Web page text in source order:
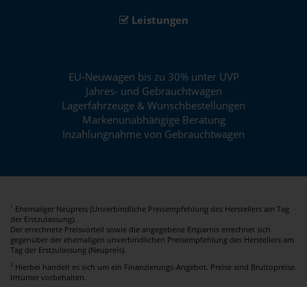
Leistungen
EU-Neuwagen bis zu 30% unter UVP
Jahres- und Gebrauchtwagen
Lagerfahrzeuge & Wunschbestellungen
Markenunabhängige Beratung
Inzahlungnahme von Gebrauchtwagen
1
Ehemaliger Neupreis (Unverbindliche Preisempfehlung des Herstellers am Tag
der Erstzulassung).
Der errechnete Preisvorteil sowie die angegebene Ersparnis errechnet sich
gegenüber der ehemaligen unverbindlichen Preisempfehlung des Herstellers am
Tag der Erstzulassung (Neupreis).
2 Hierbei handelt es sich um ein Finanzierungs-Angebot. Preise sind Bruttopreise.
Irrtümer vorbehalten.